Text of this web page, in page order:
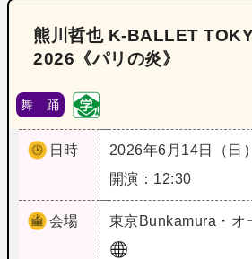
熊川哲也 K-BALLET
2026《パリの炎》
舞 踊
日時
2026年6月14日（日）
開演：12:30
会場 東京Bunkamura・オ